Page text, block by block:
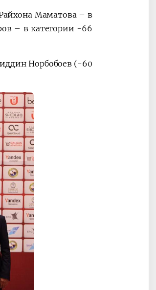
Маматова – в
– в категории -66
Норбобоев (-60